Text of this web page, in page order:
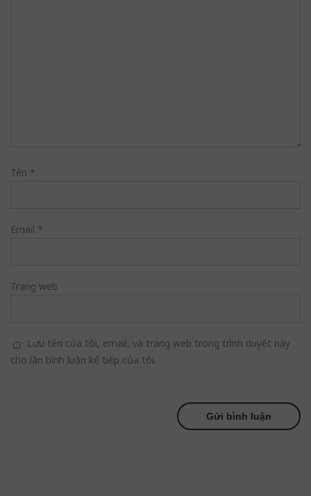
Tên *
Email *
Trang web
Lưu tên của tôi, email, và trang web trong trình duyệt này
cho lần bình luận kế tiếp của tôi.